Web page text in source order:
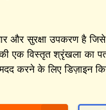
और सुरक्षा उपकरण है जिसे
एक विस्तृत श्रृंखला का
करने के लिए डिज़ाइन